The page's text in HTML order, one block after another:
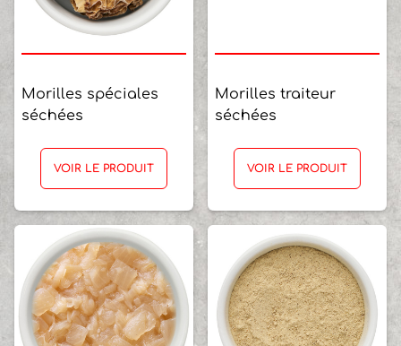
Morilles spéciales
séchées
VOIR LE PRODUIT
Morilles traiteur
séchées
VOIR LE PRODUIT